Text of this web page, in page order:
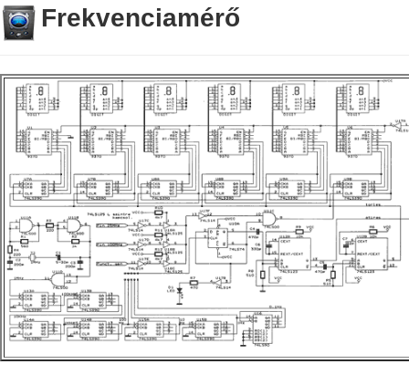
Frekvenciamérő